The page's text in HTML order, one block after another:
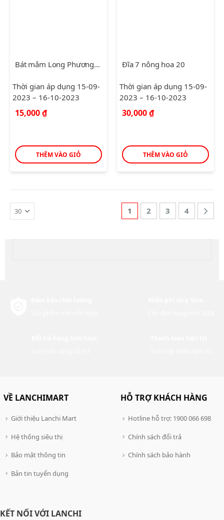
Bát mắm Long Phương Trắng
Thời gian áp dụng 15-09-
2023 – 16-10-2023
15,000₫
THÊM VÀO GIỎ
Đĩa 7 nông hoa 20
Thời gian áp dụng 15-09-
2023 – 16-10-2023
30,000₫
THÊM VÀO GIỎ
1 2 3 4
VỀ LANCHIMART
Giới thiệu Lanchi Mart
Hệ thống siêu thị
Bảo mật thông tin
Bản tin tuyển dụng
HỖ TRỢ KHÁCH HÀNG
Hotline hỗ trợ: 1900 066 698
Chính sách đổi trả
Chính sách bảo hành
KẾT NỐI VỚI LANCHI